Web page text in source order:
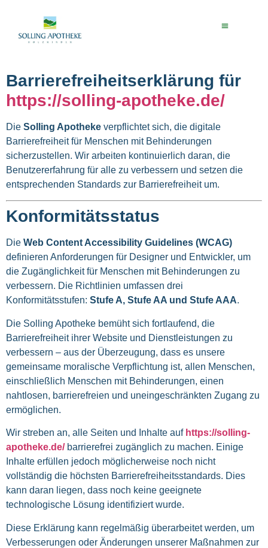
Barrierefreiheitserklärung für
https://solling-apotheke.de/
Die Solling Apotheke verpflichtet sich, die digitale
Barrierefreiheit für Menschen mit Behinderungen
sicherzustellen. Wir arbeiten kontinuierlich daran, die
Benutzererfahrung für alle zu verbessern und setzen die
entsprechenden Standards zur Barrierefreiheit um.
Konformitätsstatus
Die Web Content Accessibility Guidelines (WCAG)
definieren Anforderungen für Designer und Entwickler, um
die Zugänglichkeit für Menschen mit Behinderungen zu
verbessern. Die Richtlinien umfassen drei
Konformitätsstufen: Stufe A, Stufe AA und Stufe AAA.
Die Solling Apotheke bemüht sich fortlaufend, die
Barrierefreiheit ihrer Website und Dienstleistungen zu
verbessern – aus der Überzeugung, dass es unsere
gemeinsame moralische Verpflichtung ist, allen Menschen,
einschließlich Menschen mit Behinderungen, einen
nahtlosen, barrierefreien und uneingeschränkten Zugang zu
ermöglichen.
Wir streben an, alle Seiten und Inhalte auf https://solling-
apotheke.de/barrierefrei zugänglich zu machen. Einige
Inhalte erfüllen jedoch möglicherweise noch nicht
vollständig die höchsten Barrierefreiheitsstandards. Dies
kann daran liegen, dass noch keine geeignete
technologische Lösung identifiziert wurde.
Diese Erklärung kann regelmäßig überarbeitet werden, um
Verbesserungen oder Änderungen unserer Maßnahmen zur